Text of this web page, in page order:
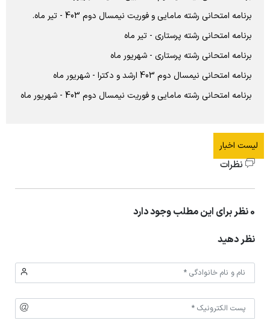
اساتید
دانشجویان
نظر سنجی از گروه ها
برنامه امتحانی رشته مامایی و فوریت نیمسال دوم 403 - تیر ماه.
برنامه امتحانی رشته پرستاری - تیر ماه
برنامه امتحانی رشته پرستاری - شهریور ماه
برنامه امتحانی نیمسال دوم 403 ارشد و دکترا - شهریور ماه
برنامه امتحانی رشته مامایی و فوریت نیمسال دوم 403 - شهریور ماه
لیست اخبار
نظرات
0 نظر برای این مطلب وجود دارد
نظر دهید